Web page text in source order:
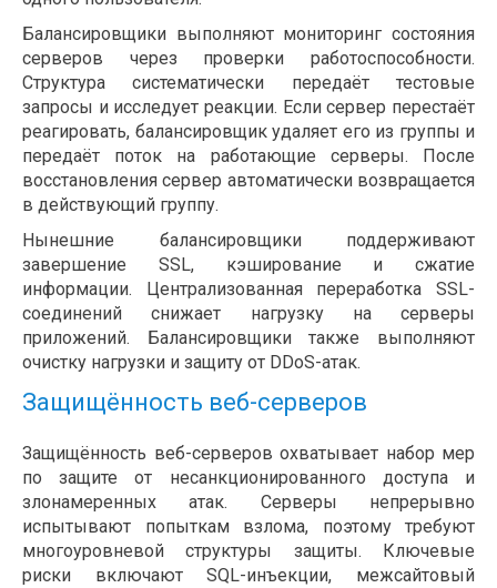
Балансировщики выполняют мониторинг состояния
серверов через проверки работоспособности.
Структура систематически передаёт тестовые
запросы и исследует реакции. Если сервер перестаёт
реагировать, балансировщик удаляет его из группы и
передаёт поток на работающие серверы. После
восстановления сервер автоматически возвращается
в действующий группу.
Нынешние балансировщики поддерживают
завершение SSL, кэширование и сжатие
информации. Централизованная переработка SSL-
соединений снижает нагрузку на серверы
приложений. Балансировщики также выполняют
очистку нагрузки и защиту от DDoS-атак.
Защищённость веб-серверов
Защищённость веб-серверов охватывает набор мер
по защите от несанкционированного доступа и
злонамеренных атак. Серверы непрерывно
испытывают попыткам взлома, поэтому требуют
многоуровневой структуры защиты. Ключевые
риски включают SQL-инъекции, межсайтовый